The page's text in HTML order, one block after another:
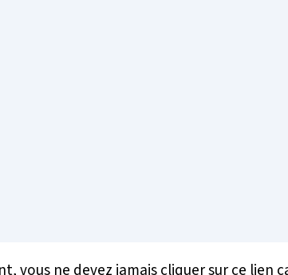
vous ne devez jamais cliquer sur ce lien